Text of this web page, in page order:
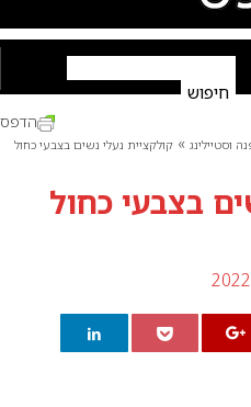
וסטיילינג » קולקציית נעלי נשים בצבעי כחול
בצבעי כחול
הדפס